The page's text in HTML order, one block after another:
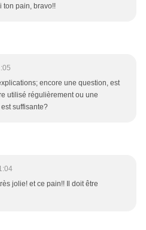
ton pain, bravo!!
encore une question, est
utilisé régulièrement ou une
suffisante?
jolie! et ce pain!! Il doit être